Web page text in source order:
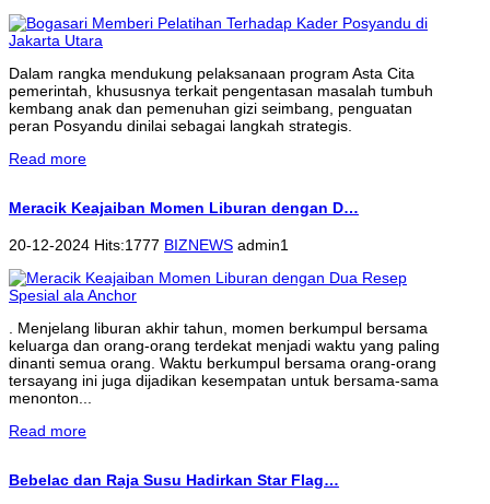
Dalam rangka mendukung pelaksanaan program Asta Cita
pemerintah, khususnya terkait pengentasan masalah tumbuh
kembang anak dan pemenuhan gizi seimbang, penguatan
peran Posyandu dinilai sebagai langkah strategis.
Read more
Meracik Keajaiban Momen Liburan dengan D…
20-12-2024 Hits:1777 BIZNEWS admin1
. Menjelang liburan akhir tahun, momen berkumpul bersama
keluarga dan orang-orang terdekat menjadi waktu yang paling
dinanti semua orang. Waktu berkumpul bersama orang-orang
tersayang ini juga dijadikan kesempatan untuk bersama-sama
menonton...
Read more
Bebelac dan Raja Susu Hadirkan Star Flag…